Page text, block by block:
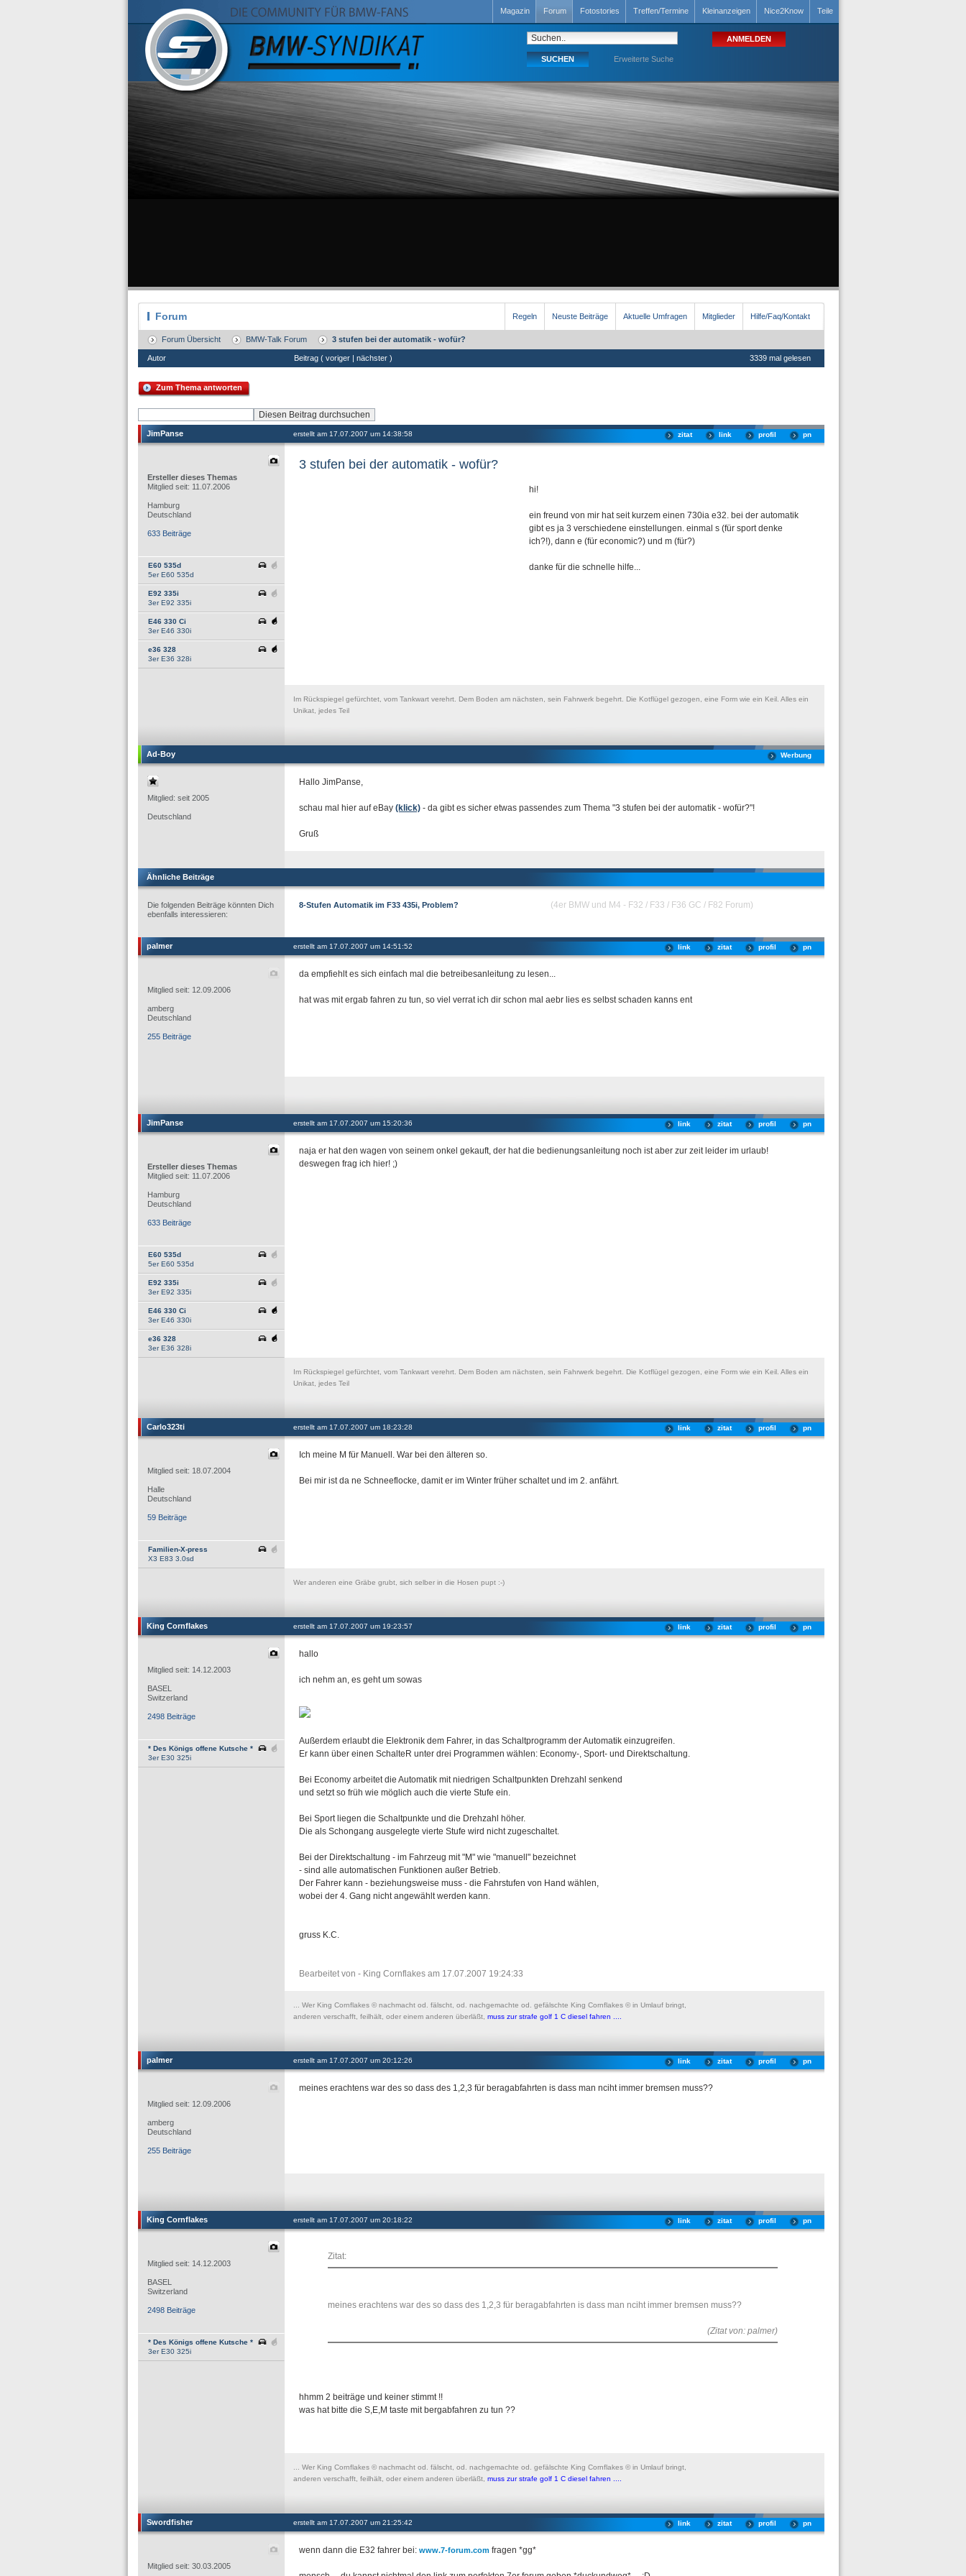
Magazin Forum Fotostories Treffen/Termine Kleinanzeigen Nice2Know Teile
Erweiterte Suche
Forum Regeln Neuste Beiträge Aktuelle Umfragen Mitglieder Hilfe/Faq/Kontakt
Forum Übersicht BMW-Talk Forum 3 stufen bei der automatik - wofür?
Autor Beitrag ( voriger | nächster ) 3339 mal gelesen
Zum Thema antworten
JimPanse erstellt am 17.07.2007 um 14:38:58 pn
profil
link
zitat
Ersteller dieses Themas
Mitglied seit: 11.07.2006
Hamburg
Deutschland
633 Beiträge
E60 535d
5er E60 535d
E92 335i
3er E92 335i
E46 330 Ci
3er E46 330i
e36 328
3er E36 328i
3 stufen bei der automatik - wofür?
hi!
ein freund von mir hat seit kurzem einen 730ia e32. bei der automatik
gibt es ja 3 verschiedene einstellungen. einmal s (für sport denke
ich?!), dann e (für economic?) und m (für?)
danke für die schnelle hilfe...
Im Rückspiegel gefürchtet, vom Tankwart verehrt. Dem Boden am nächsten, sein Fahrwerk begehrt. Die Kotflügel gezogen, eine Form wie ein Keil. Alles ein
Unikat, jedes Teil
Ad-Boy Werbung
Mitglied: seit 2005
Deutschland
Hallo JimPanse,
schau mal hier auf eBay (klick) - da gibt es sicher etwas passendes zum Thema "3 stufen bei der automatik - wofür?"!
Gruß
Ähnliche Beiträge
Die folgenden Beiträge könnten Dich
ebenfalls interessieren:
8-Stufen Automatik im F33 435i, Problem? (4er BMW und M4 - F32 / F33 / F36 GC / F82 Forum)
palmer erstellt am 17.07.2007 um 14:51:52 pn
profil
zitat
link
Mitglied seit: 12.09.2006
amberg
Deutschland
255 Beiträge
da empfiehlt es sich einfach mal die betreibesanleitung zu lesen...
hat was mit ergab fahren zu tun, so viel verrat ich dir schon mal aebr lies es selbst schaden kanns ent
JimPanse erstellt am 17.07.2007 um 15:20:36 pn
profil
zitat
link
Ersteller dieses Themas
Mitglied seit: 11.07.2006
Hamburg
Deutschland
633 Beiträge
E60 535d
5er E60 535d
E92 335i
3er E92 335i
E46 330 Ci
3er E46 330i
e36 328
3er E36 328i
naja er hat den wagen von seinem onkel gekauft, der hat die bedienungsanleitung noch ist aber zur zeit leider im urlaub!
deswegen frag ich hier! ;)
Im Rückspiegel gefürchtet, vom Tankwart verehrt. Dem Boden am nächsten, sein Fahrwerk begehrt. Die Kotflügel gezogen, eine Form wie ein Keil. Alles ein
Unikat, jedes Teil
Carlo323ti erstellt am 17.07.2007 um 18:23:28 pn
profil
zitat
link
Mitglied seit: 18.07.2004
Halle
Deutschland
59 Beiträge
Familien-X-press
X3 E83 3.0sd
Ich meine M für Manuell. War bei den älteren so.
Bei mir ist da ne Schneeflocke, damit er im Winter früher schaltet und im 2. anfährt.
Wer anderen eine Gräbe grubt, sich selber in die Hosen pupt :-)
King Cornflakes erstellt am 17.07.2007 um 19:23:57 pn
profil
zitat
link
Mitglied seit: 14.12.2003
BASEL
Switzerland
2498 Beiträge
* Des Königs offene Kutsche *
3er E30 325i
hallo
ich nehm an, es geht um sowas
Außerdem erlaubt die Elektronik dem Fahrer, in das Schaltprogramm der Automatik einzugreifen.
Er kann über einen SchalteR unter drei Programmen wählen: Economy-, Sport- und Direktschaltung.
Bei Economy arbeitet die Automatik mit niedrigen Schaltpunkten Drehzahl senkend
und setzt so früh wie möglich auch die vierte Stufe ein.
Bei Sport liegen die Schaltpunkte und die Drehzahl höher.
Die als Schongang ausgelegte vierte Stufe wird nicht zugeschaltet.
Bei der Direktschaltung - im Fahrzeug mit "M" wie "manuell" bezeichnet
- sind alle automatischen Funktionen außer Betrieb.
Der Fahrer kann - beziehungsweise muss - die Fahrstufen von Hand wählen,
wobei der 4. Gang nicht angewählt werden kann.
gruss K.C.
Bearbeitet von - King Cornflakes am 17.07.2007 19:24:33
... Wer King Cornflakes © nachmacht od. fälscht, od. nachgemachte od. gefälschte King Cornflakes © in Umlauf bringt,
anderen verschafft, feilhält, oder einem anderen überläßt, muss zur strafe golf 1 C diesel fahren ....
palmer erstellt am 17.07.2007 um 20:12:26 pn
profil
zitat
link
Mitglied seit: 12.09.2006
amberg
Deutschland
255 Beiträge
meines erachtens war des so dass des 1,2,3 für beragabfahrten is dass man nciht immer bremsen muss??
King Cornflakes erstellt am 17.07.2007 um 20:18:22 pn
profil
zitat
link
Mitglied seit: 14.12.2003
BASEL
Switzerland
2498 Beiträge
* Des Königs offene Kutsche *
3er E30 325i
Zitat:
meines erachtens war des so dass des 1,2,3 für beragabfahrten is dass man nciht immer bremsen muss??
(Zitat von: palmer)
hhmm 2 beiträge und keiner stimmt !!
was hat bitte die S,E,M taste mit bergabfahren zu tun ??
... Wer King Cornflakes © nachmacht od. fälscht, od. nachgemachte od. gefälschte King Cornflakes © in Umlauf bringt,
anderen verschafft, feilhält, oder einem anderen überläßt, muss zur strafe golf 1 C diesel fahren ....
Swordfisher erstellt am 17.07.2007 um 21:25:42 pn
profil
zitat
link
Mitglied seit: 30.03.2005
wenn dann die E32 fahrer bei: www.7-forum.com fragen *gg*